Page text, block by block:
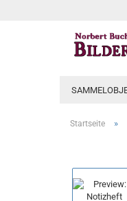
Startseite »